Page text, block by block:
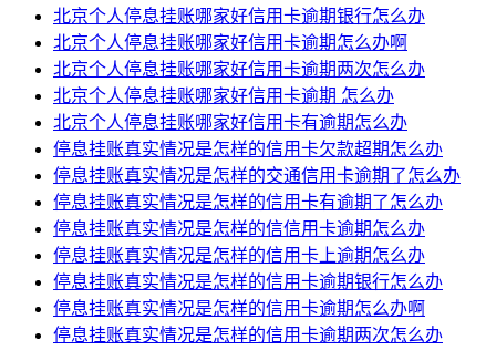
北京个人停息挂账哪家好信用卡逾期银行怎么办
北京个人停息挂账哪家好信用卡逾期怎么办啊
北京个人停息挂账哪家好信用卡逾期两次怎么办
北京个人停息挂账哪家好信用卡逾期 怎么办
北京个人停息挂账哪家好信用卡有逾期怎么办
停息挂账真实情况是怎样的信用卡欠款超期怎么办
停息挂账真实情况是怎样的交通信用卡逾期了怎么办
停息挂账真实情况是怎样的信用卡有逾期了怎么办
停息挂账真实情况是怎样的信信用卡逾期怎么办
停息挂账真实情况是怎样的信用卡上逾期怎么办
停息挂账真实情况是怎样的信用卡逾期银行怎么办
停息挂账真实情况是怎样的信用卡逾期怎么办啊
停息挂账真实情况是怎样的信用卡逾期两次怎么办